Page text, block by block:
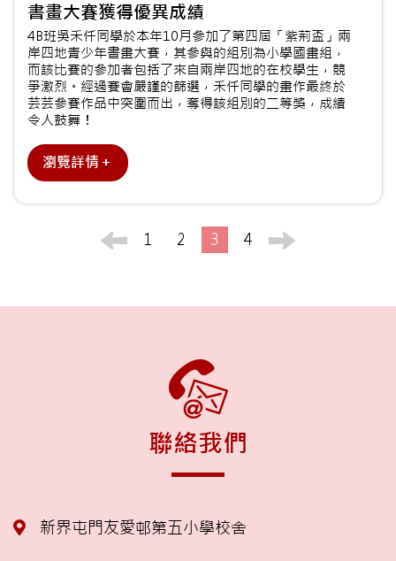
書畫大賽獲得優異成績
4B班吳禾仟同學於本年10月參加了第四屆「紫荊盃」兩
岸四地青少年書畫大賽，其參與的組別為小學國畫組，
而該比賽的參加者包括了來自兩岸四地的在校學生，競
爭激烈。經過賽會嚴謹的篩選，禾仟同學的畫作最終於
芸芸參賽作品中突圍而出，奪得該組別的二等獎，成績
令人鼓舞！
瀏覽詳情＋
1 2 3 4
聯絡我們
新界屯門友愛邨第五小學校舍